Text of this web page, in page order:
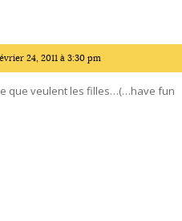
24, 2011 à 3:30 pm
que veulent les filles…(…have fun